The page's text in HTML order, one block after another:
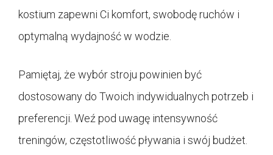
kostium zapewni Ci komfort, swobodę ruchów i
optymalną wydajność w wodzie.
Pamiętaj, że wybór stroju powinien być
dostosowany do Twoich indywidualnych potrzeb i
preferencji. Weź pod uwagę intensywność
treningów, częstotliwość pływania i swój budżet.